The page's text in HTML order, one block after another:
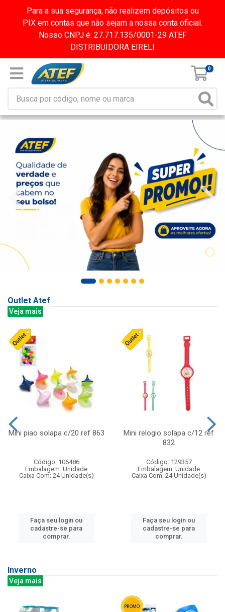
Para a sua segurança, não realizem depósitos ou
PIX em contas que não sejam a nossa conta oficial.
Nosso CNPJ é: 27.717.135/0001-29 ATEF
DISTRIBUIDORA EIRELI
0
Outlet Atef
Veja mais
Mini piao solapa c/20 ref 863
Código: 106486
Embalagem: Unidade
Caixa Com: 24 Unidade(s)
Faça seu login ou
cadastre-se para
comprar.
Mini relogio solapa c/12 ref
832
Código: 129357
Embalagem: Unidade
Caixa Com: 24 Unidade(s)
Faça seu login ou
cadastre-se para
comprar.
Inverno
Veja mais